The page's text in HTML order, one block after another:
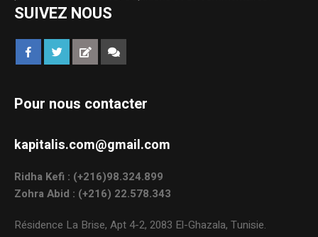
SUIVEZ NOUS
Pour nous contacter
kapitalis.com@gmail.com
Ridha Kefi : (+216)98.324.899
Zohra Abid : (+216) 22.578.343
Résidence La Brise, Apt 4-2, 2083 El-Ghazala, Tunisie.